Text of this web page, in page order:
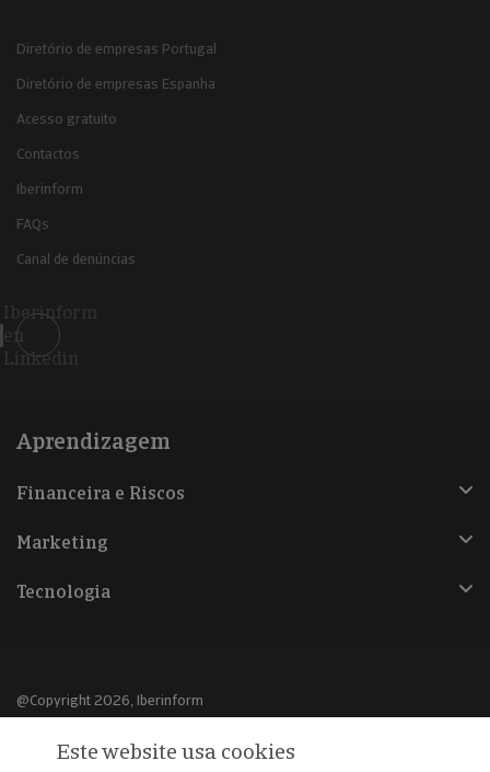
Diretório de empresas Portugal
Diretório de empresas Espanha
Acesso gratuito
Contactos
Iberinform
FAQs
Canal de denúncias
Iberinform
en
Linkedin
Aprendizagem
Financeira e Riscos
Marketing
Tecnologia
@Copyright 2026, Iberinform
Aviso legalEste website usa cookies